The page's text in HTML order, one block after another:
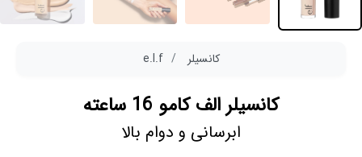
کانسیلر e.l.f
کانسیلر الف کامو 16 ساعته
ابرسانی و دوام بالا